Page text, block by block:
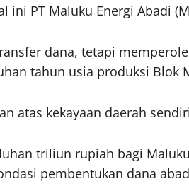
PT Maluku Energi Abadi
dana, tetapi
tahun usia produksi Blok
atas kekayaan daerah
triliun rupiah bagi
pembentukan dana